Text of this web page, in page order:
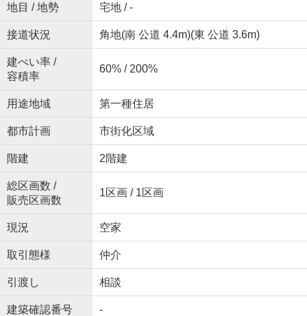
地目 / 地勢 宅地 / -
接道状況 角地(南 公道 4.4m)(東 公道 3.6m)
建ぺい率 /
容積率
60% / 200%
用途地域 第一種住居
都市計画 市街化区域
階建 2階建
総区画数 /
販売区画数
1区画 / 1区画
現況 空家
取引態様 仲介
引渡し 相談
建築確認番号 -